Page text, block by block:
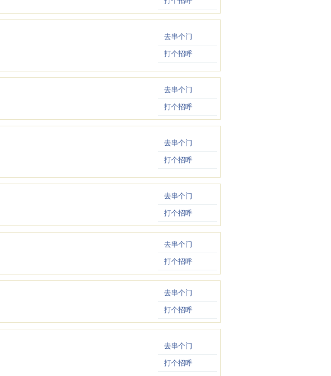
去串个门
打个招呼
去串个门
打个招呼
去串个门
打个招呼
去串个门
打个招呼
去串个门
打个招呼
去串个门
打个招呼
去串个门
打个招呼